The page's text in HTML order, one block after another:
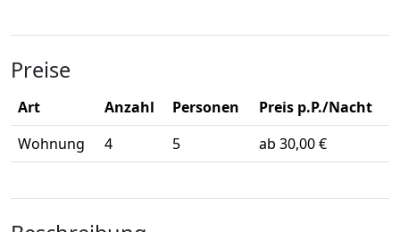
Preise
Art Anzahl Personen
Preis p.P./Nacht
Wohnung
4 5 ab 30,00 €